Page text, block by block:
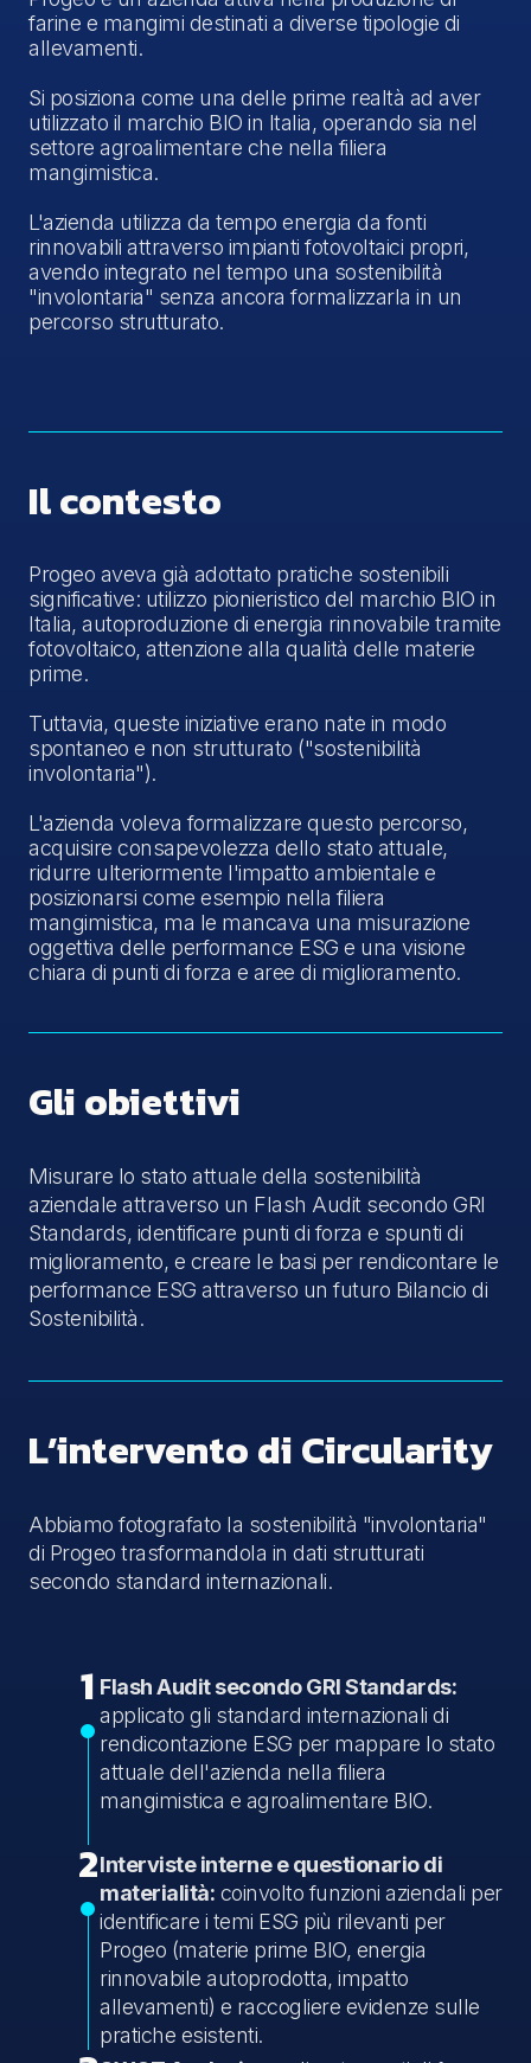
farine e mangimi destinati a diverse tipologie di
allevamenti.
Si posiziona come una delle prime realtà ad aver
utilizzato il marchio BIO in Italia, operando sia nel
settore agroalimentare che nella filiera
mangimistica.
L'azienda utilizza da tempo energia da fonti
rinnovabili attraverso impianti fotovoltaici propri,
avendo integrato nel tempo una sostenibilità
"involontaria" senza ancora formalizzarla in un
percorso strutturato.
Il contesto
Progeo aveva già adottato pratiche sostenibili
significative: utilizzo pionieristico del marchio BIO in
Italia, autoproduzione di energia rinnovabile tramite
fotovoltaico, attenzione alla qualità delle materie
prime.
Tuttavia, queste iniziative erano nate in modo
spontaneo e non strutturato ("sostenibilità
involontaria").
L'azienda voleva formalizzare questo percorso,
acquisire consapevolezza dello stato attuale,
ridurre ulteriormente l'impatto ambientale e
posizionarsi come esempio nella filiera
mangimistica, ma le mancava una misurazione
oggettiva delle performance ESG e una visione
chiara di punti di forza e aree di miglioramento.
Gli obiettivi
Misurare lo stato attuale della sostenibilità
aziendale attraverso un Flash Audit secondo GRI
Standards, identificare punti di forza e spunti di
miglioramento, e creare le basi per rendicontare le
performance ESG attraverso un futuro Bilancio di
Sostenibilità.
L’intervento di Circularity
Abbiamo fotografato la sostenibilità "involontaria"
di Progeo trasformandola in dati strutturati
secondo standard internazionali.
1 Flash Audit secondo GRI Standards:
applicato gli standard internazionali di
rendicontazione ESG per mappare lo stato
attuale dell'azienda nella filiera
mangimistica e agroalimentare BIO.
2Interviste interne e questionario di
materialità: coinvolto funzioni aziendali per
identificare i temi ESG più rilevanti per
Progeo (materie prime BIO, energia
rinnovabile autoprodotta, impatto
allevamenti) e raccogliere evidenze sulle
pratiche esistenti.